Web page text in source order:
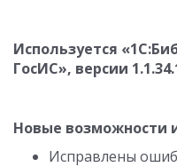
Используется
ГосИС», версии
Новые возможности
Исправлены